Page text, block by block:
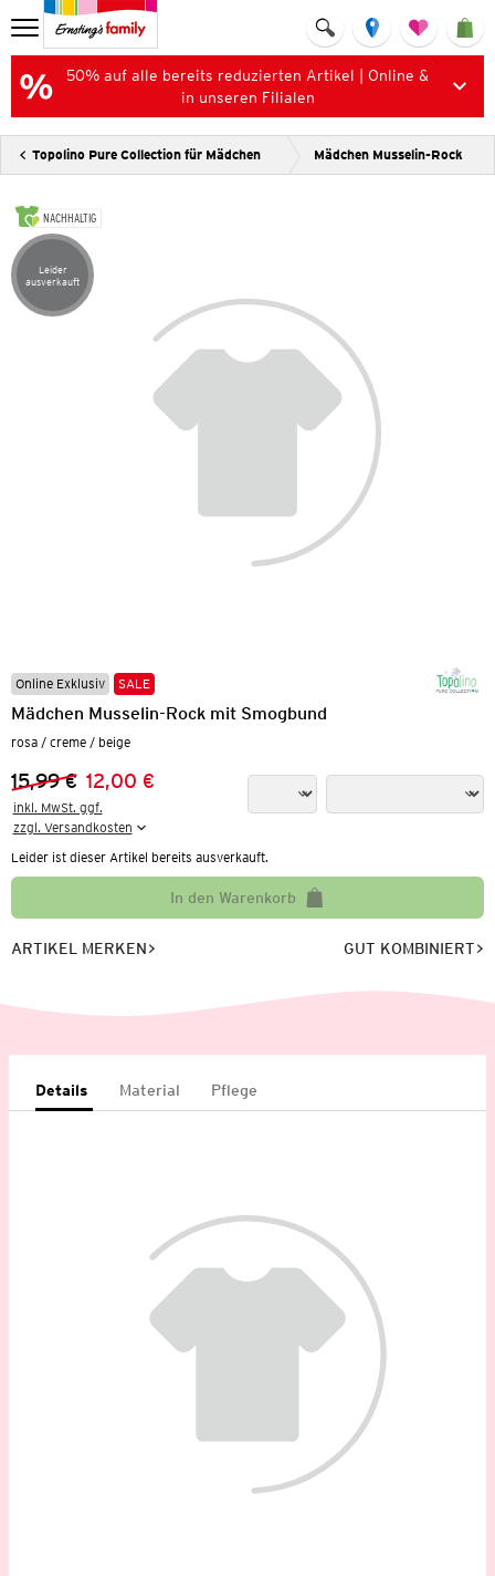
50% auf alle bereits reduzierten Artikel | Online &
in unseren Filialen
Topolino Pure Collection für Mädchen Mädchen Musselin-Rock
NACHHALTIG
Artikel leider ausverkauft
Leider
ausverkauft
Online Exklusiv SALE
Mädchen Musselin-Rock mit Smogbund
rosa / creme / beige
Vorheriger Preis:
15,99 €
Neuer Preis:
12,00 €
inkl. MwSt. ggf.
zzgl. Versandkosten
Leider ist dieser Artikel bereits ausverkauft.
In den Warenkorb
ARTIKEL MERKEN GUT KOMBINIERT
Details Material Pflege